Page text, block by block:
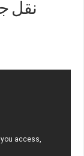
نقل